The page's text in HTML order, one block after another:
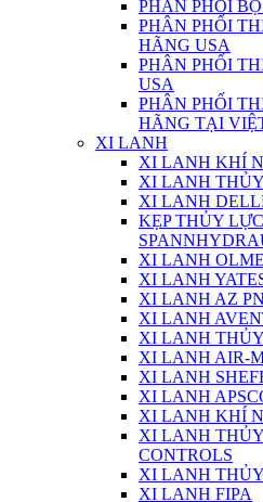
PHÂN PHỐI
PHÂN PHỐI
HÃNG USA
PHÂN PHỐI
USA
PHÂN PHỐI
HÃNG TẠI
XI LANH
XI LANH KHÍ
XI LANH
XI LANH
KẸP THỦY
XI LANH
XI LANH
XI LANH AZ
XI LANH
XI LANH
XI LANH AIR-
XI LANH
XI LANH
XI LANH KHÍ
XI LANH
CONTROLS
XI LANH
XI LANH FIPA